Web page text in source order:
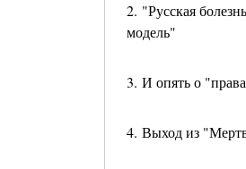
2. "Русская
модель"
3. И опять о
4. Выход из